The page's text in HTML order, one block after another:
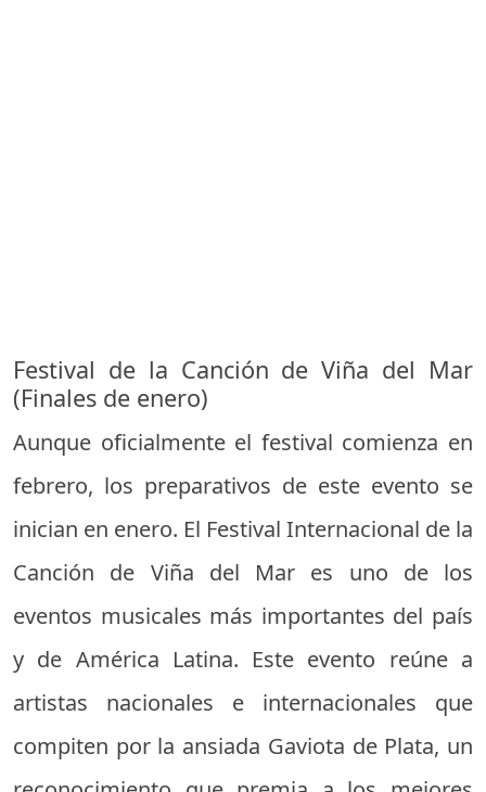
Festival de la Canción de Viña del Mar
(Finales de enero)
Aunque oficialmente el festival comienza en
febrero, los preparativos de este evento se
inician en enero. El Festival Internacional de la
Canción de Viña del Mar es uno de los
eventos musicales más importantes del país
y de América Latina. Este evento reúne a
artistas nacionales e internacionales que
compiten por la ansiada Gaviota de Plata, un